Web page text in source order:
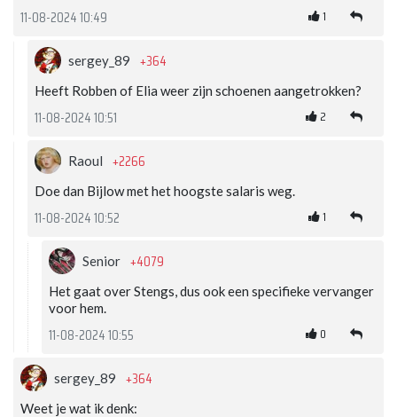
11-08-2024 10:49 1
sergey_89 +364
Heeft Robben of Elia weer zijn schoenen aangetrokken?
11-08-2024 10:51 2
Raoul +2266
Doe dan Bijlow met het hoogste salaris weg.
11-08-2024 10:52 1
Senior +4079
Het gaat over Stengs, dus ook een specifieke vervanger
voor hem.
11-08-2024 10:55 0
sergey_89 +364
Weet je wat ik denk: